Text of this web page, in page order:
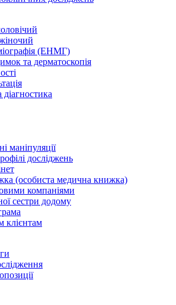
(ЕНМГ)
та дерматоскопія
маніпуляції
досліджень
(особиста медична книжка)
компаніями
сестри додому
клієнтам